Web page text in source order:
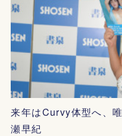
来年はCurvy体型へ、
瀬早紀